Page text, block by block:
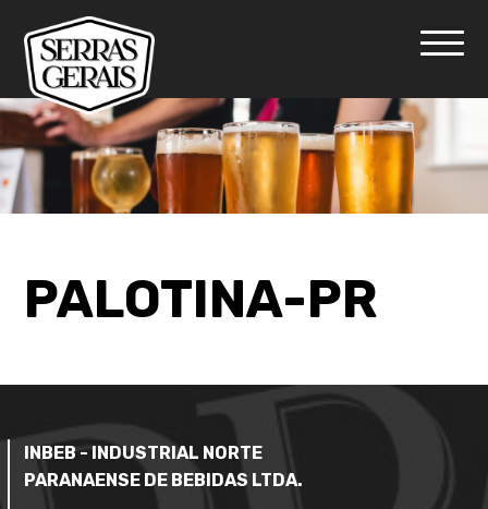
PALOTINA-PR
INBEB - INDUSTRIAL NORTE
PARANAENSE DE BEBIDAS LTDA.